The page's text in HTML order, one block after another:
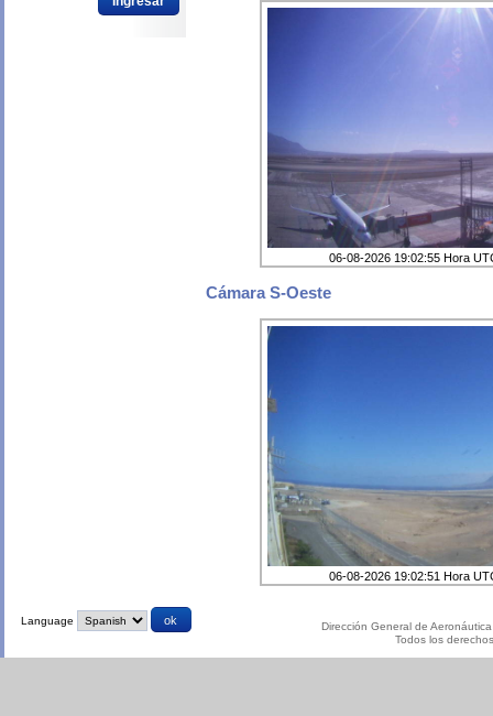
06-08-2026 19:02:55 Hora
Cámara S-Oeste
06-08-2026 19:02:51 Hora
Language
Dirección General de
Todos los